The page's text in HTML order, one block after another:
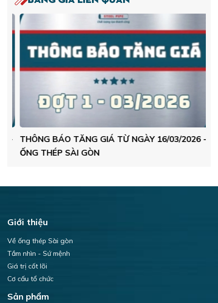
THÔNG BÁO TĂNG GIÁ TỪ NGÀY 16/03/2026 -
ỐNG THÉP SÀI GÒN
Giới thiệu
Về ống thép Sài gòn
Tầm nhìn - Sứ mệnh
Giá trị cốt lõi
Cơ cấu tổ chức
Sản phẩm